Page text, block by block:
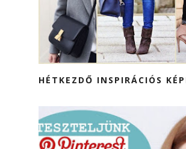
HÉTKEZDŐ INSPIRÁCIÓS